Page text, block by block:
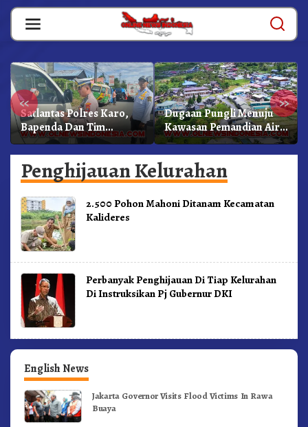
Skip
content
« »
Satlantas Polres Karo,
Bapenda Dan Tim
Lainnya Gelar Oprasi
Sadar Pajak Kenderaan
Dugaan Pungli Menuju
Kawasan Pemandian Air
Panas Semangat Gunung
– Doulu Foto Dan
Videokan!
Penghijauan Kelurahan
2.500 Pohon Mahoni Ditanam Kecamatan
Kalideres
Perbanyak Penghijauan Di Tiap Kelurahan
Di Instruksikan Pj Gubernur DKI
English News
Jakarta Governor Visits Flood Victims In Rawa
Buaya